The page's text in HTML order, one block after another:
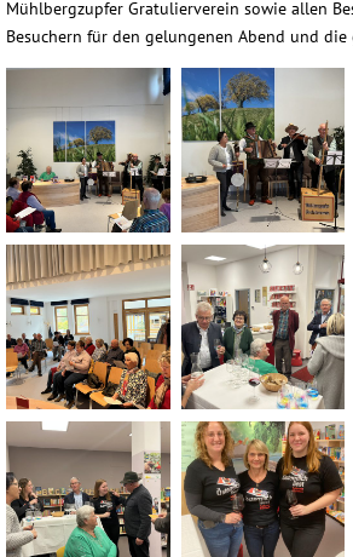
Mühlbergzupfer Gratulierverein sowie allen
Besuchern für den gelungenen Abend und
IMG_1169
IMG_1177 IMG_1179
IMG_1184
6d17f66d-fd27-45ad-
9d15-38693365a4af